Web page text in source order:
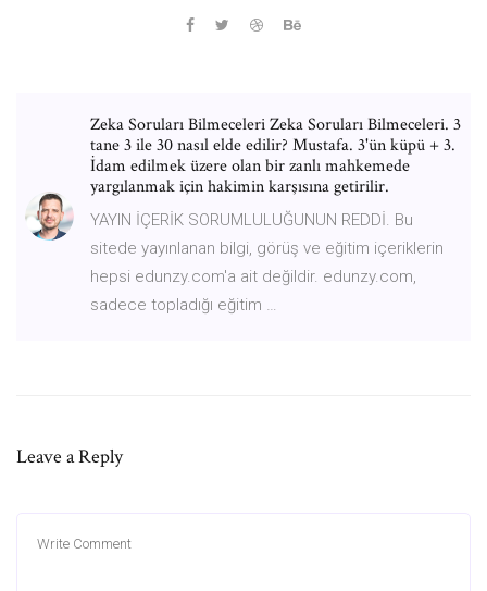
Zeka Soruları Bilmeceleri Zeka Soruları Bilmeceleri. 3
tane 3 ile 30 nasıl elde edilir? Mustafa. 3'ün küpü + 3.
İdam edilmek üzere olan bir zanlı mahkemede
yargılanmak için hakimin karşısına getirilir.
YAYIN İÇERİK SORUMLULUĞUNUN REDDİ. Bu
sitede yayınlanan bilgi, görüş ve eğitim içeriklerin
hepsi edunzy.com'a ait değildir. edunzy.com,
sadece topladığı eğitim …
Leave a Reply